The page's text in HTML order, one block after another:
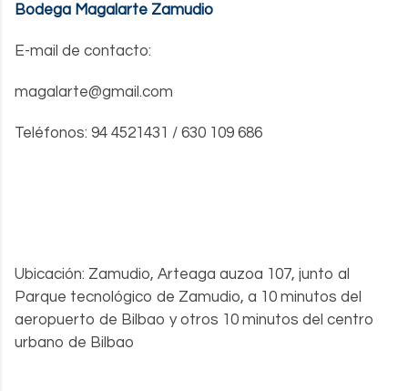
Bodega Magalarte Zamudio
E-mail de contacto:
magalarte@gmail.com
Teléfonos: 94 4521431 / 630 109 686
Ubicación: Zamudio, Arteaga auzoa 107, junto al
Parque tecnológico de Zamudio, a 10 minutos del
aeropuerto de Bilbao y otros 10 minutos del centro
urbano de Bilbao